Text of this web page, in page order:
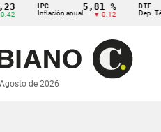
Inflación anual
5,81 %
▼ 0.12 Dep.
de 2026